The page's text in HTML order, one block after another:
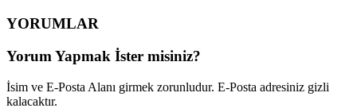
YORUMLAR
Yorum Yapmak İster misiniz?
İsim ve E-Posta Alanı girmek zorunludur. E-Posta adresiniz gizli
kalacaktır.